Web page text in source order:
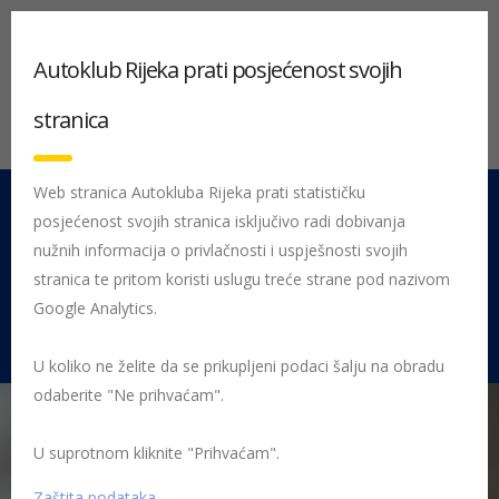
051 212 442 Centrala
Pon - Pet 08:00 - 16:00
Rujevica 9/1, 51000 Rijeka
Početna Posljednje objavljene novosti
Autoklub Rijeka prati posjećenost svojih
stranica
Web stranica Autokluba Rijeka prati statističku
posjećenost svojih stranica isključivo radi dobivanja
nužnih informacija o privlačnosti i uspješnosti svojih
stranica te pritom koristi uslugu treće strane pod nazivom
Google Analytics.
U koliko ne želite da se prikupljeni podaci šalju na obradu
odaberite "Ne prihvaćam".
U suprotnom kliknite "Prihvaćam".